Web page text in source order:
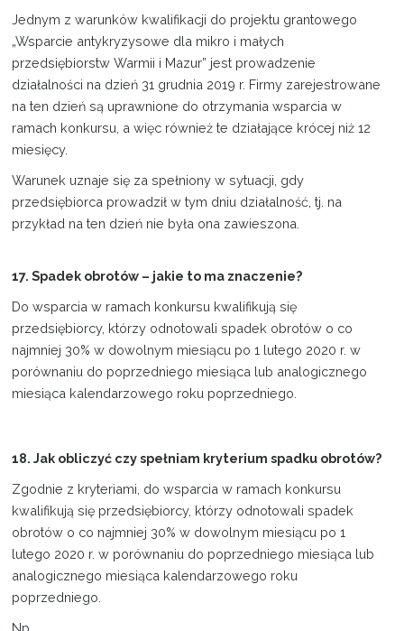
Jednym z warunków kwalifikacji do projektu grantowego
„Wsparcie antykryzysowe dla mikro i małych
przedsiębiorstw Warmii i Mazur” jest prowadzenie
działalności na dzień 31 grudnia 2019 r. Firmy zarejestrowane
na ten dzień są uprawnione do otrzymania wsparcia w
ramach konkursu, a więc również te działające krócej niż 12
miesięcy.
Warunek uznaje się za spełniony w sytuacji, gdy
przedsiębiorca prowadził w tym dniu działalność, tj. na
przykład na ten dzień nie była ona zawieszona.
17. Spadek obrotów – jakie to ma znaczenie?
Do wsparcia w ramach konkursu kwalifikują się
przedsiębiorcy, którzy odnotowali spadek obrotów o co
najmniej 30% w dowolnym miesiącu po 1 lutego 2020 r. w
porównaniu do poprzedniego miesiąca lub analogicznego
miesiąca kalendarzowego roku poprzedniego.
18. Jak obliczyć czy spełniam kryterium spadku obrotów?
Zgodnie z kryteriami, do wsparcia w ramach konkursu
kwalifikują się przedsiębiorcy, którzy odnotowali spadek
obrotów o co najmniej 30% w dowolnym miesiącu po 1
lutego 2020 r. w porównaniu do poprzedniego miesiąca lub
analogicznego miesiąca kalendarzowego roku
poprzedniego.
Np.